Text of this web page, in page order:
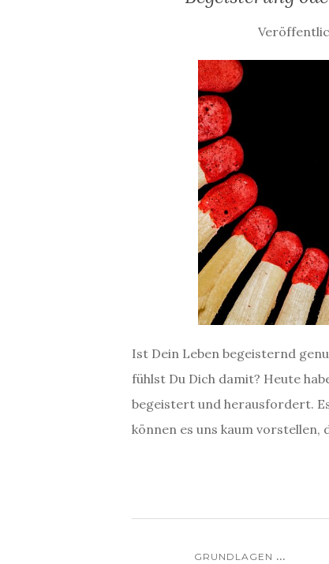
Ist Dein Leben begeisternd
fühlst Du Dich damit? Heute
begeistert und herausfordert.
können es uns kaum
GRUNDLAGEN ...